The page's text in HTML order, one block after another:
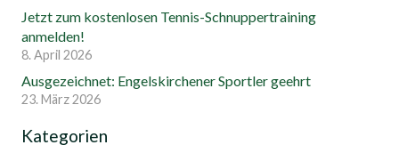
Jetzt zum kostenlosen Tennis-Schnuppertraining
anmelden!
8. April 2026
Ausgezeichnet: Engelskirchener Sportler geehrt
23. März 2026
Kategorien